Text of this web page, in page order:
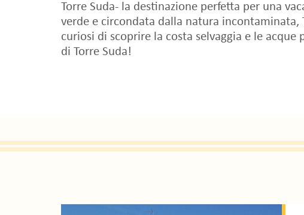
Torre Suda- la destinazione perfetta per una
verde e circondata dalla natura
curiosi di scoprire la costa selvaggia e le
di Torre Suda!